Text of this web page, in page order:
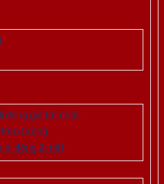
động giá tốt nhất
tường
di động 2 mặt